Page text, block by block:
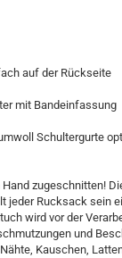
auf der Rückseite
mit Bandeinfassung
Schultergurte
zugeschnitten!
jeder Rucksack sein
wird vor der
und
Kauschen,